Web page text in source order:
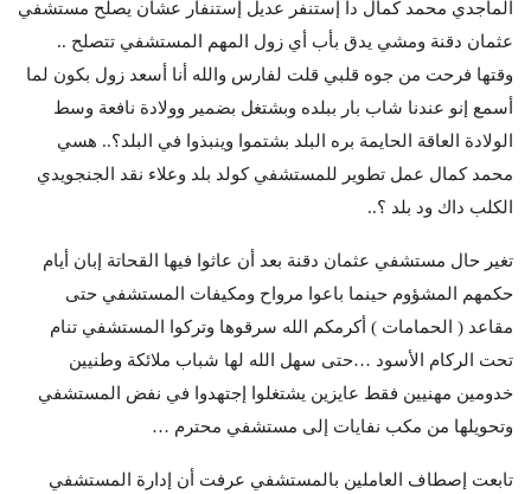
الماجدي محمد كمال دا إستنفر عديل إستنفار عشان يصلح مستشفي
عثمان دقنة ومشي يدق بأب أي زول المهم المستشفي تتصلح ..
وقتها فرحت من جوه قلبي قلت لفارس والله أنا أسعد زول بكون لما
أسمع إنو عندنا شاب بار ببلده وبشتغل بضمير وولادة نافعة وسط
الولادة العاقة الحايمة بره البلد بشتموا وينبذوا في البلد؟.. هسي
محمد كمال عمل تطوير للمستشفي كولد بلد وعلاء نقد الجنجويدي
الكلب داك ود بلد ؟..
تغير حال مستشفي عثمان دقنة بعد أن عاثوا فيها القحاتة إبان أيام
حكمهم المشؤوم حينما باعوا مرواح ومكيفات المستشفي حتى
مقاعد ( الحمامات ) أكرمكم الله سرقوها وتركوا المستشفي تنام
تحت الركام الأسود …حتى سهل الله لها شباب ملائكة وطنيين
خدومين مهنيين فقط عايزين يشتغلوا إجتهدوا في نفض المستشفي
وتحويلها من مكب نفايات إلى مستشفي محترم …
تابعت إصطاف العاملين بالمستشفي عرفت أن إدارة المستشفي